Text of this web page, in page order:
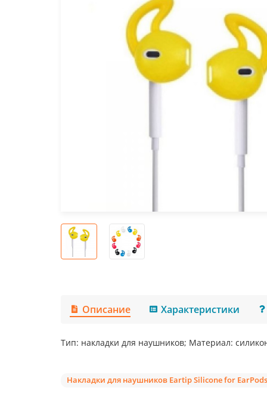
Описание Характеристики
Тип: накладки для наушников; Материал:
Накладки для наушников Eartip Silicone for